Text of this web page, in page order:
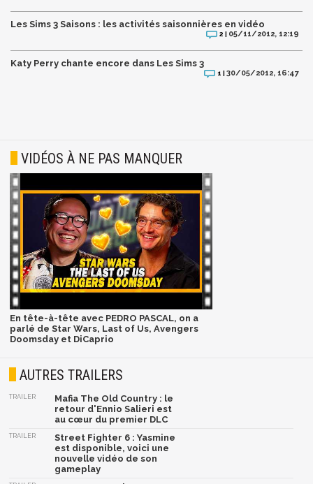
Les Sims 3 Saisons : les activités saisonnières en vidéo
2 | 05/11/2012, 12:19
Katy Perry chante encore dans Les Sims 3
1 |30/05/2012, 16:47
VIDÉOS À NE PAS MANQUER
En tête-à-tête avec PEDRO PASCAL, on a
parlé de Star Wars, Last of Us, Avengers
Doomsday et DiCaprio
AUTRES TRAILERS
TRAILER
Mafia The Old Country : le
retour d'Ennio Salieri est
au cœur du premier DLC
TRAILER
Street Fighter 6 : Yasmine
est disponible, voici une
nouvelle vidéo de son
gameplay